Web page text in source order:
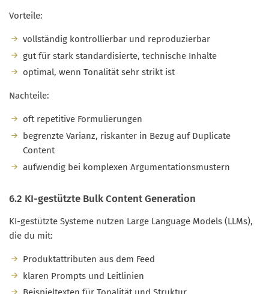
Vorteile:
vollständig kontrollierbar und reproduzierbar
gut für stark standardisierte, technische Inhalte
optimal, wenn Tonalität sehr strikt ist
Nachteile:
oft repetitive Formulierungen
begrenzte Varianz, riskanter in Bezug auf Duplicate
Content
aufwendig bei komplexen Argumentationsmustern
6.2 KI-gestützte Bulk Content Generation
KI-gestützte Systeme nutzen Large Language Models (LLMs),
die du mit:
Produktattributen aus dem Feed
klaren Prompts und Leitlinien